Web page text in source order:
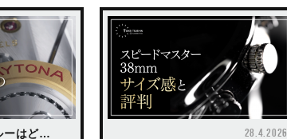
ーはど…
28.4.2026